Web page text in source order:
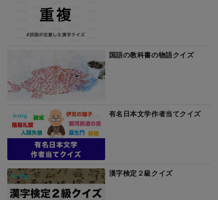
国語の教科書の物語クイズ
有名日本文学作者当てクイズ
漢字検定２級クイズ